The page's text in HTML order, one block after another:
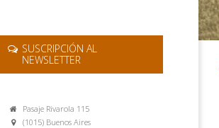
SUSCRIPCIÓN AL
NEWSLETTER
Pasaje Rivarola 115
(1015) Buenos Aires